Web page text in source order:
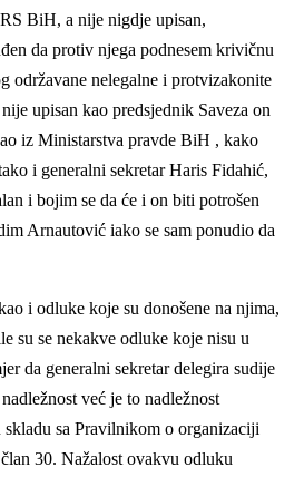
BiH, a nije nigdje upisan,
da protiv njega podnesem krivičnu
održavane nelegalne i protvizakonite
upisan kao predsjednik Saveza on
iz Ministarstva pravde BiH , kako
i generalni sekretar Haris Fidahić,
i bojim se da će i on biti potrošen
Arnautović iako se sam ponudio da
i odluke koje su donošene na njima,
su se nekakve odluke koje nisu u
da generalni sekretar delegira sudije
već je to nadležnost
skladu sa Pravilnikom o organizaciji
30. Nažalost ovakvu odluku